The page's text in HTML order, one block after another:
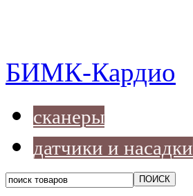
БИМК-Кардио
сканеры
датчики и насадки